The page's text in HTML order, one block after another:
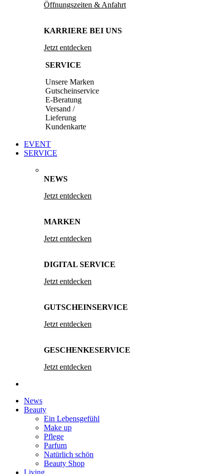
Öffnungszeiten & Anfahrt
KARRIERE BEI UNS
Jetzt entdecken
SERVICE
Unsere Marken
Gutscheinservice
E-Beratung
Versand /
Lieferung
Kundenkarte
EVENT
SERVICE
NEWS
Jetzt entdecken
MARKEN
Jetzt entdecken
DIGITAL SERVICE
Jetzt entdecken
GUTSCHEINSERVICE
Jetzt entdecken
GESCHENKESERVICE
Jetzt entdecken
News
Beauty
Ein Lebensgefühl
Make up
Pflege
Parfum
Natürlich schön
Beauty Shop
Living